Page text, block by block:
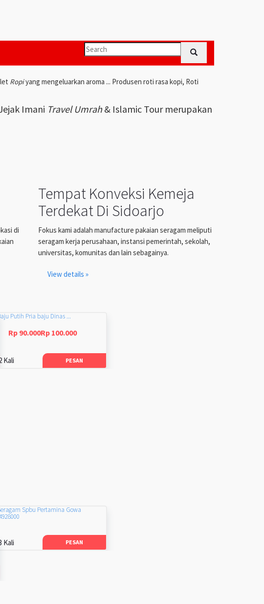
Ropiyang mengeluarkan aroma ... Produsen roti rasa kopi, Roti
Imani Travel Umrah& Islamic Tour merupakan
di
Tempat Konveksi Kemeja
Terdekat Di Sidoarjo
Fokus kami adalah manufacture pakaian seragam meliputi
seragam kerja perusahaan, instansi pemerintah, sekolah,
universitas, komunitas dan lain sebagainya.
View details »
Putih Pria baju Dinas ...
Rp 90.000Rp 100.000
Kali PESAN
Spbu Pertamina Gowa
Kali PESAN